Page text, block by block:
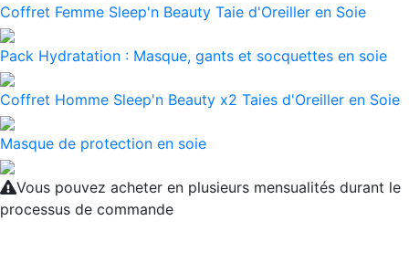
Coffret Femme Sleep'n Beauty Taie d'Oreiller en Soie
Pack Hydratation : Masque, gants et socquettes en soie
Coffret Homme Sleep'n Beauty x2 Taies d'Oreiller en Soie
Masque de protection en soie
Vous pouvez acheter en plusieurs mensualités durant le
processus de commande